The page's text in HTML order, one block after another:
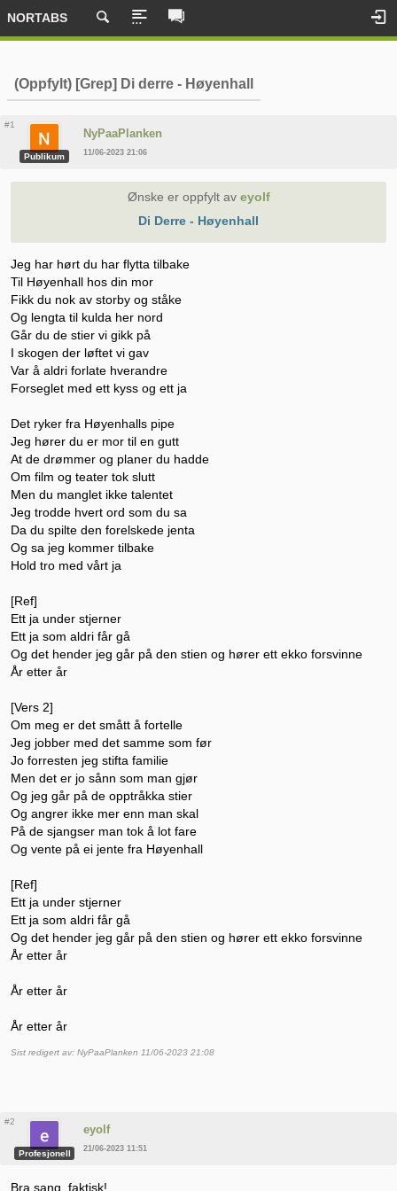
NORTABS
(Oppfylt) [Grep] Di derre - Høyenhall
#1
Publikum
NyPaaPlanken
11/06-2023 21:06
Ønske er oppfylt av eyolf
Di Derre - Høyenhall
Jeg har hørt du har flytta tilbake
Til Høyenhall hos din mor
Fikk du nok av storby og ståke
Og lengta til kulda her nord
Går du de stier vi gikk på
I skogen der løftet vi gav
Var å aldri forlate hverandre
Forseglet med ett kyss og ett ja
Det ryker fra Høyenhalls pipe
Jeg hører du er mor til en gutt
At de drømmer og planer du hadde
Om film og teater tok slutt
Men du manglet ikke talentet
Jeg trodde hvert ord som du sa
Da du spilte den forelskede jenta
Og sa jeg kommer tilbake
Hold tro med vårt ja
[Ref]
Ett ja under stjerner
Ett ja som aldri får gå
Og det hender jeg går på den stien og hører ett ekko forsvinne
År etter år
[Vers 2]
Om meg er det smått å fortelle
Jeg jobber med det samme som før
Jo forresten jeg stifta familie
Men det er jo sånn som man gjør
Og jeg går på de opptråkka stier
Og angrer ikke mer enn man skal
På de sjangser man tok å lot fare
Og vente på ei jente fra Høyenhall
[Ref]
Ett ja under stjerner
Ett ja som aldri får gå
Og det hender jeg går på den stien og hører ett ekko forsvinne
År etter år
År etter år
År etter år
Sist redigert av: NyPaaPlanken 11/06-2023 21:08
#2
Profesjonell
eyolf
21/06-2023 11:51
Bra sang, faktisk!